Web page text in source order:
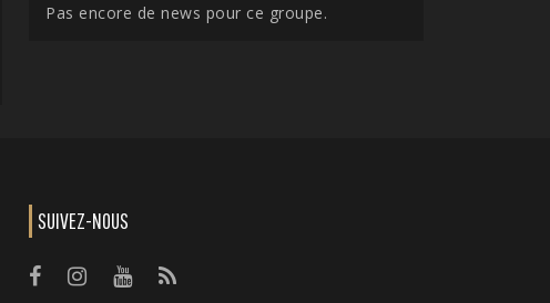
Pas encore de news pour ce groupe.
SUIVEZ-NOUS